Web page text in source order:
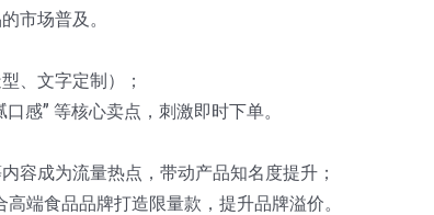
市场普及。
、文字定制）；
感” 等核心卖点，刺激即时下单。
容成为流量热点，带动产品知名度提升；
端食品品牌打造限量款，提升品牌溢价。